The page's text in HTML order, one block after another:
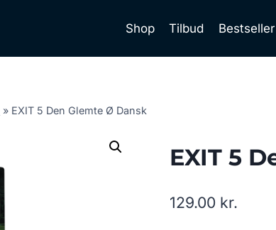
Shop Tilbud Bestseller
» EXIT 5 Den Glemte Ø Dansk
EXIT 5
129.00 kr.